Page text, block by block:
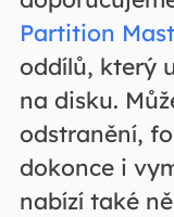
Partition
oddílů, který
na disku.
odstranění,
dokonce i
nabízí také